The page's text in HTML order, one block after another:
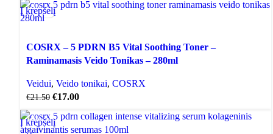
AKCIJA
Į krepšelį
COSRX – 5 PDRN B5 Vital Soothing Toner –
Raminamasis Veido Tonikas – 280ml
Veidui, Veido tonikai, COSRX
€21.50 €17.00
AKCIJA
Į krepšelį